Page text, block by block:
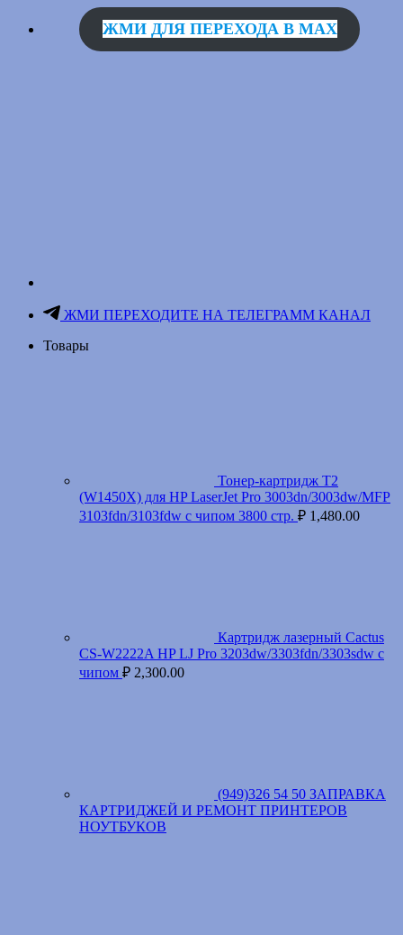
ЖМИ ДЛЯ ПЕРЕХОДА В MAX
ЖМИ ПЕРЕХОДИТЕ НА ТЕЛЕГРАММ КАНАЛ
Товары
Тонер-картридж T2
(W1450X) для HP LaserJet Pro 3003dn/3003dw/MFP
3103fdn/3103fdw с чипом 3800 стр. ₽ 1,480.00
Картридж лазерный Cactus
CS-W2222A HP LJ Pro 3203dw/3303fdn/3303sdw с
чипом ₽ 2,300.00
(949)326 54 50 ЗАПРАВКА
КАРТРИДЖЕЙ И РЕМОНТ ПРИНТЕРОВ
НОУТБУКОВ